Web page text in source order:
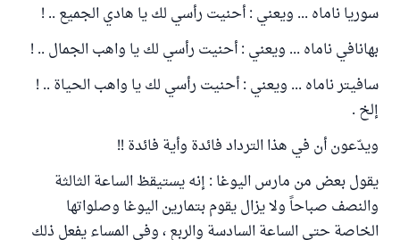
سوريا ناماه ... ويعني : أحنيت رأسي لك يا هادي الجميع .. !
بهانافي ناماه ... ويعني : أحنيت رأسي لك يا واهب الجمال .. !
سافيتر ناماه ... ويعني : أحنيت رأسي لك يا واهب الحياة .. !
إلخ .
ويدّعون أن في هذا الترداد فائدة وأية فائدة !!
يقول بعض من مارس اليوغا : إنه يستيقظ الساعة الثالثة
والنصف صباحاً ولا يزال يقوم بتمارين اليوغا وصلواتها
الخاصة حتى الساعة السادسة والربع ، وفي المساء يفعل ذلك